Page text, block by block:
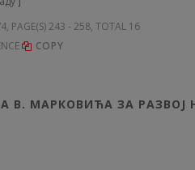
PAGE(S) 243 - 258, TOTAL 16
COPY
В. МАРКОВИЋА ЗА РАЗВОЈ